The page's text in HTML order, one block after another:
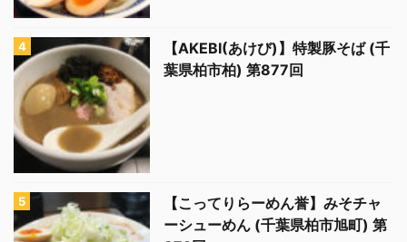
【AKEBI(あけび)】特製豚そば (千
葉県柏市柏) 第877回
【こってりらーめん誉】みそチャ
ーシューめん (千葉県柏市旭町) 第